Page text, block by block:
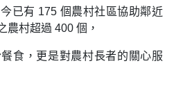
已有 175 個農村社區協助鄰近
農村超過 400 個，
食，更是對農村長者的關心服